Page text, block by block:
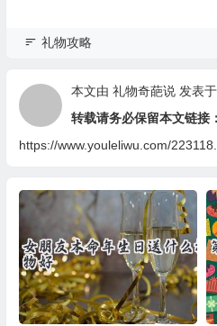
礼物攻略
本文由 礼物奇葩说发表
转载请务必保留本文链接：
https://www.youleliwu.com/